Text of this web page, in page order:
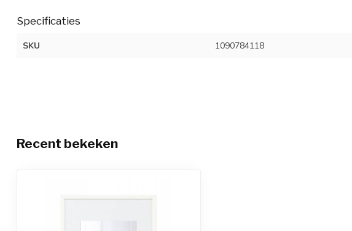
Specificaties
SKU 1090784118
Recent bekeken